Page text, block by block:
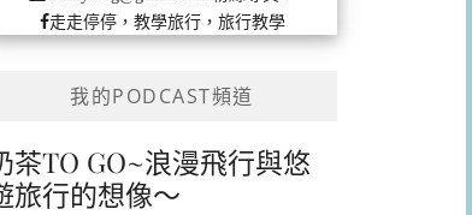
走走停停，教學旅行，旅行教學
我的PODCAST頻道
茶TO GO~浪漫飛行與悠
旅行的想像～